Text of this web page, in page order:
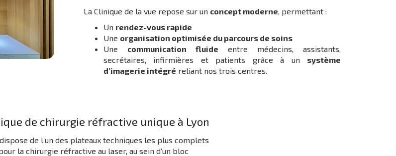
La Clinique de la vue repose sur un concept moderne, permettant :
Un rendez-vous rapide
Une organisation optimisée du parcours de soins
Une communication fluide entre médecins, assistants,
secrétaires, infirmières et patients grâce à un système
d’imagerie intégré reliant nos trois centres.
de chirurgie réfractive unique à Lyon
de l’un des plateaux techniques les plus complets
la chirurgie réfractive au laser, au sein d’un bloc